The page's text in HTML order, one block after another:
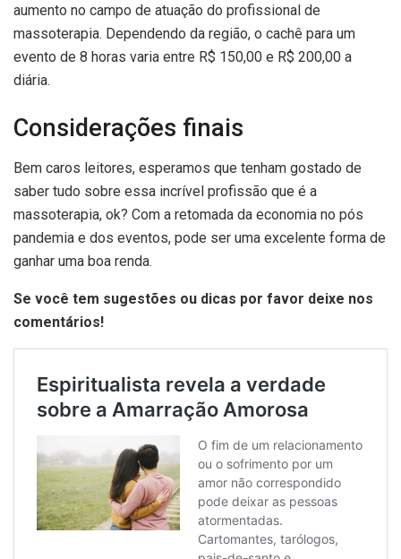
aumento no campo de atuação do profissional de
massoterapia. Dependendo da região, o cachê para um
evento de 8 horas varia entre R$ 150,00 e R$ 200,00 a
diária.
Considerações finais
Bem caros leitores, esperamos que tenham gostado de
saber tudo sobre essa incrível profissão que é a
massoterapia, ok? Com a retomada da economia no pós
pandemia e dos eventos, pode ser uma excelente forma de
ganhar uma boa renda.
Se você tem sugestões ou dicas por favor deixe nos
comentários!